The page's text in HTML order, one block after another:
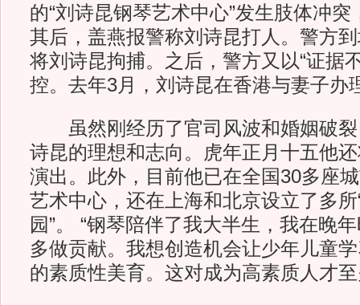
的“刘诗昆钢琴艺术中心”发生肢体冲
其后，盖燕报警称刘诗昆打人。警方
将刘诗昆拘捕。之后，警方又以“证据
控。去年3月，刘诗昆在香港与妻子办
虽然刚经历了官司风波和婚姻破裂
诗昆的理想和志向。虎年正月十五他
演出。此外，目前他已在全国30多座
艺术中心，还在上海和北京设立了多
园”。 “钢琴陪伴了我大半生，我在晚
多做贡献。我想创造机会让少年儿童
的素质性美育。这对成为高素质人才至